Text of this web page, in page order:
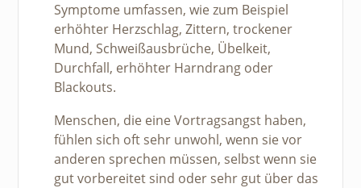
Symptome umfassen, wie zum Beispiel
erhöhter Herzschlag, Zittern, trockener
Mund, Schweißausbrüche, Übelkeit,
Durchfall, erhöhter Harndrang oder
Blackouts.
Menschen, die eine Vortragsangst haben,
fühlen sich oft sehr unwohl, wenn sie vor
anderen sprechen müssen, selbst wenn sie
gut vorbereitet sind oder sehr gut über das